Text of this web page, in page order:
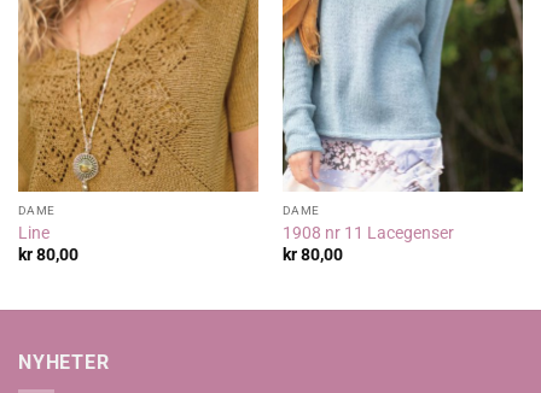
DAME
Line
kr80,00
DAME
1908 nr 11 Lacegenser
kr80,00
NYHETER